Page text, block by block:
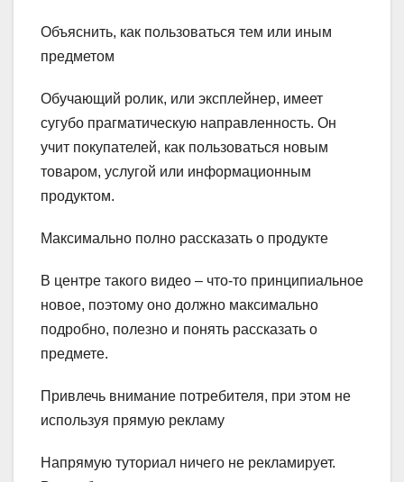
Объяснить, как пользоваться тем или иным
предметом
Обучающий ролик, или эксплейнер, имеет
сугубо прагматическую направленность. Он
учит покупателей, как пользоваться новым
товаром, услугой или информационным
продуктом.
Максимально полно рассказать о продукте
В центре такого видео – что-то принципиальное
новое, поэтому оно должно максимально
подробно, полезно и понять рассказать о
предмете.
Привлечь внимание потребителя, при этом не
используя прямую рекламу
Напрямую туториал ничего не рекламирует.